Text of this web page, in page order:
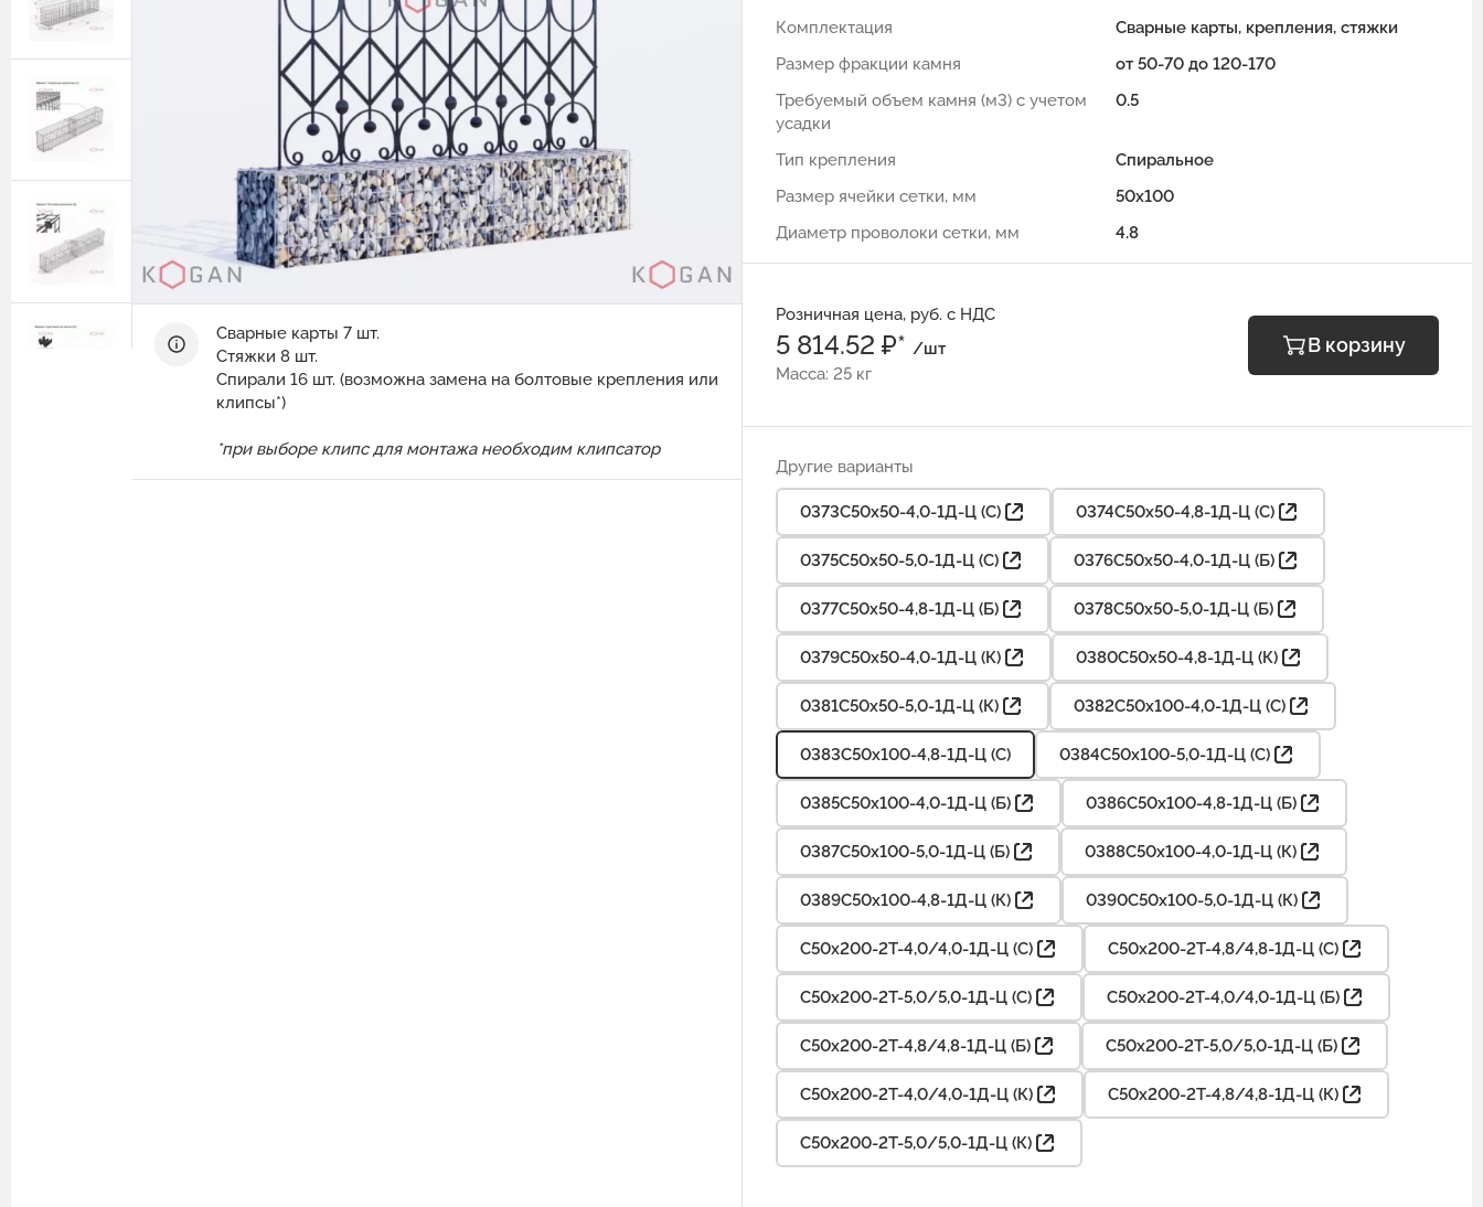
Защитные ограждения из сварной
сетки
Сетка двойного кручения для
габионов
Сетка сварная оцинкованная в картах
Геоматы РЕКОН-М
Геоматериалы
Инструмент и комплектующие для
габионов
Геотехнические расчёты
Программный комплекс GEO5
Природный камень для габионов
Эрклёз для габионов
Сварные карты 7 шт.
Стяжки 8 шт.
Спирали 16 шт. (возможна замена на болтовые крепления или
клипсы*)
*при выборе клипс для монтажа необходим клипсатор
Комплектация
Сварные карты, крепления, стяжки
Размер фракции камня
от 50-70 до 120-170
Требуемый объем камня (м3) с учетом
усадки
0.5
Тип крепления
Спиральное
Размер ячейки сетки, мм
50x100
Диаметр проволоки сетки, мм
4.8
Розничная цена, руб. с НДС
5 814.52 ₽* /шт
Масса: 25 кг
В корзину
Другие варианты
0373С50х50-4,0-1Д-Ц (С) 0374С50х50-4,8-1Д-Ц (С)
0375С50х50-5,0-1Д-Ц (С) 0376С50х50-4,0-1Д-Ц (Б)
0377С50х50-4,8-1Д-Ц (Б) 0378С50х50-5,0-1Д-Ц (Б)
0379С50х50-4,0-1Д-Ц (К) 0380С50х50-4,8-1Д-Ц (К)
0381С50х50-5,0-1Д-Ц (К) 0382С50х100-4,0-1Д-Ц (С)
0383С50х100-4,8-1Д-Ц (С) 0384С50х100-5,0-1Д-Ц (С)
0385С50х100-4,0-1Д-Ц (Б) 0386С50х100-4,8-1Д-Ц (Б)
0387С50х100-5,0-1Д-Ц (Б) 0388С50х100-4,0-1Д-Ц (К)
0389С50х100-4,8-1Д-Ц (К) 0390С50х100-5,0-1Д-Ц (К)
С50х200-2Т-4,0/4,0-1Д-Ц (С) С50х200-2Т-4,8/4,8-1Д-Ц (С)
С50х200-2Т-5,0/5,0-1Д-Ц (С) С50х200-2Т-4,0/4,0-1Д-Ц (Б)
С50х200-2Т-4,8/4,8-1Д-Ц (Б) С50х200-2Т-5,0/5,0-1Д-Ц (Б)
С50х200-2Т-4,0/4,0-1Д-Ц (К) С50х200-2Т-4,8/4,8-1Д-Ц (К)
С50х200-2Т-5,0/5,0-1Д-Ц (К)